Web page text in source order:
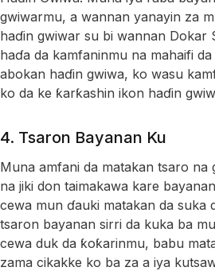
gwiwarmu, a wannan yanayin za
haɗin gwiwar su bi wannan Dokar
haɗa da kamfaninmu na mahaifi
abokan haɗin gwiwa, ko wasu
ko da ke ƙarƙashin ikon haɗin
4. Tsaron Bayanan Ku
Muna amfani da matakan tsaro na
na jiki don taimakawa kare
cewa mun ɗauki matakan da suka
tsaron bayanan sirri da kuka ba
cewa duk da ƙoƙarinmu, babu
zama cikakke ko ba za a iya